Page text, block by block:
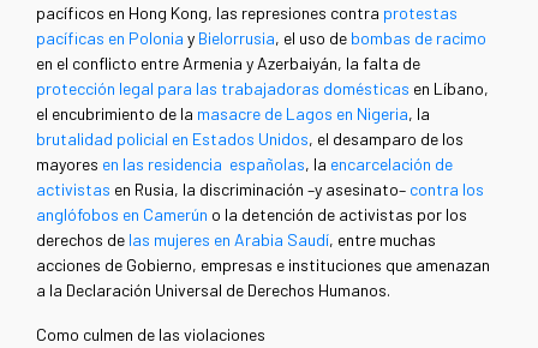
pacíficos en Hong Kong, las represiones contra protestas
pacíficas en Polonia y Bielorrusia, el uso de bombas de racimo
en el conflicto entre Armenia y Azerbaiyán, la falta de
protección legal para las trabajadoras domésticas en Líbano,
el encubrimiento de la masacre de Lagos en Nigeria, la
brutalidad policial en Estados Unidos, el desamparo de los
mayores en las residencia españolas, la encarcelación de
activistas en Rusia, la discriminación –y asesinato– contra los
anglófobos en Camerún o la detención de activistas por los
derechos de las mujeres en Arabia Saudí, entre muchas
acciones de Gobierno, empresas e instituciones que amenazan
a la Declaración Universal de Derechos Humanos.
Como culmen de las violaciones